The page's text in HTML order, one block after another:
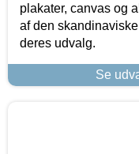
plakater, canvas og
af den
deres udvalg.
Se